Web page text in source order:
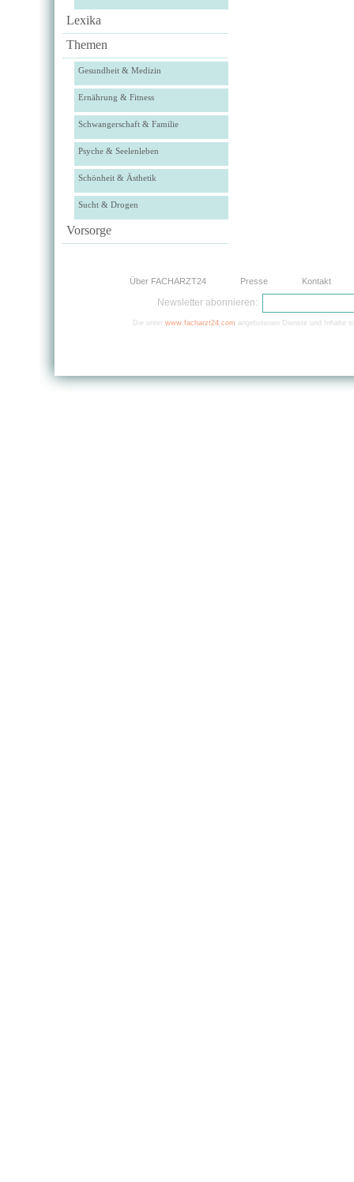
Lexika
Themen
Gesundheit & Medizin
Ernährung & Fitness
Schwangerschaft & Familie
Psyche & Seelenleben
Schönheit & Ästhetik
Sucht & Drogen
Vorsorge
Über FACHARZT24 Presse Kontakt
Newsletter abonnieren:
Die unter www.facharzt24.com angebotenen Dienste und Inhalte